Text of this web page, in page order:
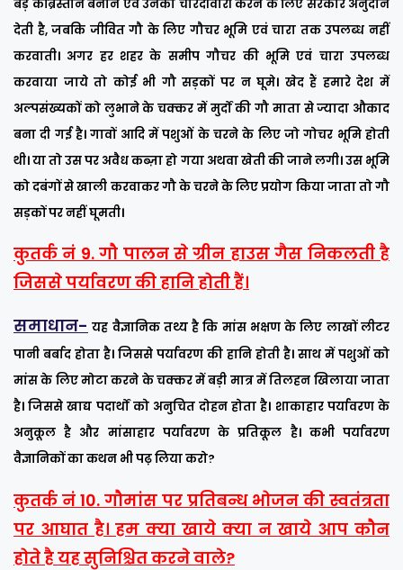
बड़े कब्रिस्तान बनाने एवं उनकी चारदीवारी करने के लिए सरकार अनुदान
देती है, जबकि जीवित गौ के लिए गौचर भूमि एवं चारा तक उपलब्ध नहीं
करवाती। अगर हर शहर के समीप गौचर की भूमि एवं चारा उपलब्ध
करवाया जाये तो कोई भी गौ सड़कों पर न घूमे। खेद हैं हमारे देश में
अल्पसंख्यकों को लुभाने के चक्कर में मुर्दों की गौ माता से ज्यादा औकाद
बना दी गई है। गावों आदि में पशुओं के चरने के लिए जो गोचर भूमि होती
थी। या तो उस पर अवैध कब्ज़ा हो गया अथवा खेती की जाने लगी। उस भूमि
को दबंगों से खाली करवाकर गौ के चरने के लिए प्रयोग किया जाता तो गौ
सड़कों पर नहीं घूमती।
कुतर्क नं 9. गौ पालन से ग्रीन हाउस गैस निकलती है
जिससे पर्यावरण की हानि होती हैं।
समाधान- यह वैज्ञानिक तथ्य है कि मांस भक्षण के लिए लाखों लीटर
पानी बर्बाद होता है। जिससे पर्यावरण की हानि होती है। साथ में पशुओं को
मांस के लिए मोटा करने के चक्कर में बड़ी मात्र में तिलहन खिलाया जाता
है। जिससे खाद्य पदार्थों को अनुचित दोहन होता है। शाकाहार पर्यावरण के
अनुकूल है और मांसाहार पर्यावरण के प्रतिकूल है। कभी पर्यावरण
वैज्ञानिकों का कथन भी पढ़ लिया करो?
कुतर्क नं 10. गौमांस पर प्रतिबन्ध भोजन की स्वतंत्रता
पर आघात है। हम क्या खाये क्या न खाये आप कौन
होते है यह सुनिश्चित करने वाले?